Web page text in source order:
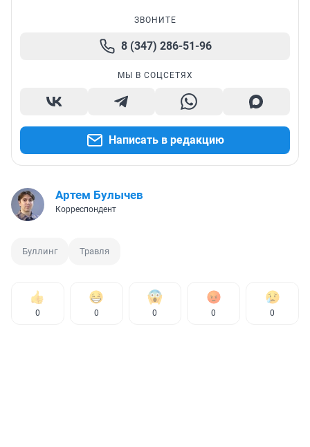
ЗВОНИТЕ
8 (347) 286-51-96
МЫ В СОЦСЕТЯХ
Написать в редакцию
Артем Булычев
Корреспондент
Буллинг Травля
0 0 0 0 0